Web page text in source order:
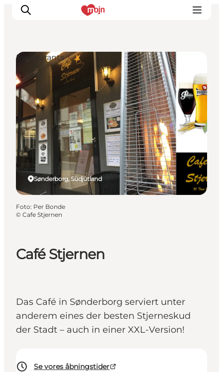
Erlebnisse
Städte und Regionen
Events
Übernachtung
Plane deine Reise
Booking
Café Stjernen
Das Café in Sønderborg serviert unter
anderem eines der besten Stjerneskud
der Stadt – auch in einer XXL-Version!
Se vores åbningstider
Sønderborg, Südjütland
Restaurants
Foto: Per Bonde
© Cafe Stjernen